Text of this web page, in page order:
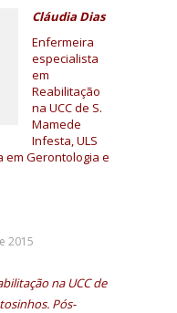
Cláudia Dias
Enfermeira
especialista
em
Reabilitação
na UCC de S.
Mamede
Infesta, ULS
em Gerontologia e
2015
na UCC de
Pós-